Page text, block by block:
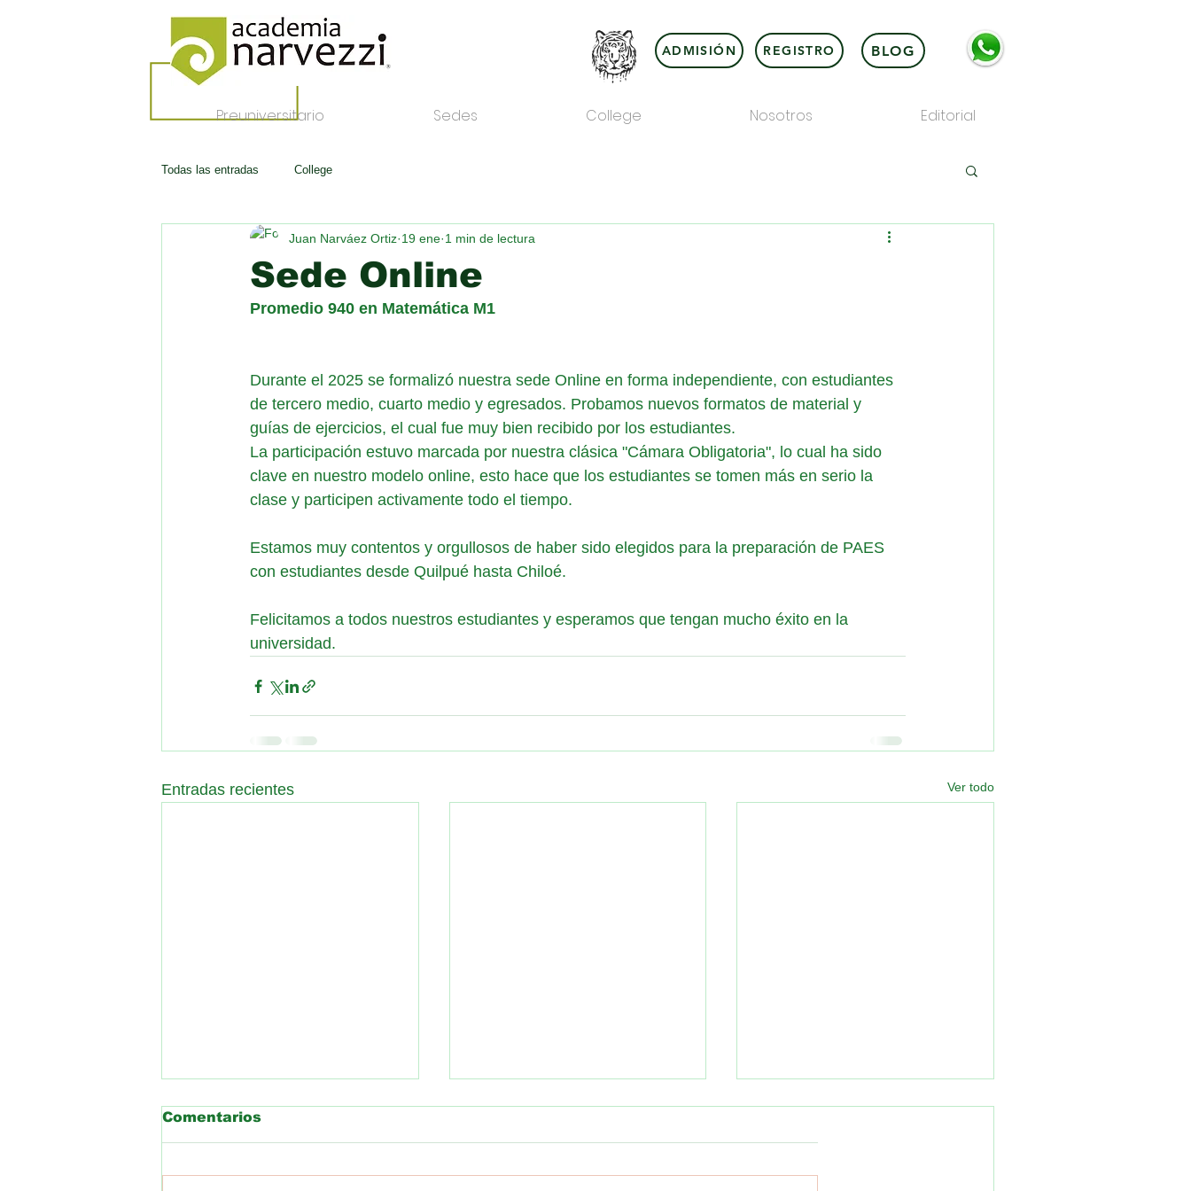
Preuniversitario Sedes College Nosotros Editorial
BLOG
REGISTRO
ADMISIÓN
Todas las entradas College
Sede Online
Juan Narváez Ortiz 19 ene 1 min de lectura
Promedio 940 en Matemática M1
Durante el 2025 se formalizó nuestra sede Online en forma independiente, con estudiantes
de tercero medio, cuarto medio y egresados. Probamos nuevos formatos de material y
guías de ejercicios, el cual fue muy bien recibido por los estudiantes.
La participación estuvo marcada por nuestra clásica "Cámara Obligatoria", lo cual ha sido
clave en nuestro modelo online, esto hace que los estudiantes se tomen más en serio la
clase y participen activamente todo el tiempo.
Estamos muy contentos y orgullosos de haber sido elegidos para la preparación de PAES
con estudiantes desde Quilpué hasta Chiloé.
Felicitamos a todos nuestros estudiantes y esperamos que tengan mucho éxito en la
universidad.
Entradas recientes Ver todo
Comentarios